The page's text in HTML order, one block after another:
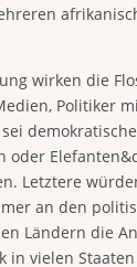
wirken die
Politiker
oder
Letztere
an den
Ländern die
in vielen